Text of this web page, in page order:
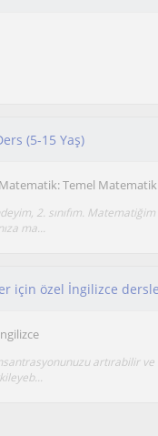
(5-15 Yaş)
Matematik: Temel Matematik
2. sınıfım. Matematiğim
ma...
artırabilir ve